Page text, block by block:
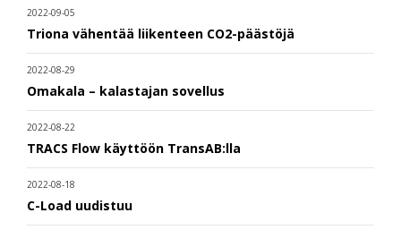
2022-09-05
Triona vähentää liikenteen CO2-päästöjä
2022-08-29
Omakala – kalastajan sovellus
2022-08-22
TRACS Flow käyttöön TransAB:lla
2022-08-18
C-Load uudistuu